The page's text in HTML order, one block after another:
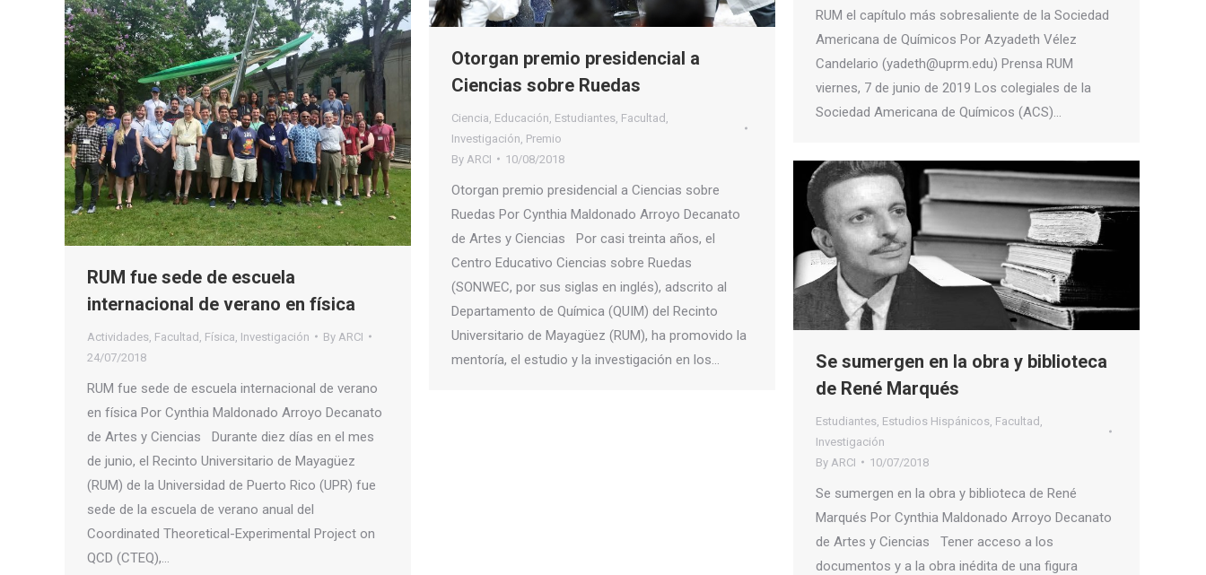
RUM el capítulo más sobresaliente de la Sociedad
Americana de Químicos Por Azyadeth Vélez
Candelario (yadeth@uprm.edu) Prensa RUM
viernes, 7 de junio de 2019 Los colegiales de la
Sociedad Americana de Químicos (ACS)…
Otorgan premio presidencial a
Ciencias sobre Ruedas
Ciencia Educación Estudiantes Facultad
Investigación Premio
By ARCI 10/08/2018
Otorgan premio presidencial a Ciencias sobre
Ruedas Por Cynthia Maldonado Arroyo Decanato
de Artes y Ciencias Por casi treinta años, el
Centro Educativo Ciencias sobre Ruedas
(SONWEC, por sus siglas en inglés), adscrito al
Departamento de Química (QUIM) del Recinto
Universitario de Mayagüez (RUM), ha promovido la
mentoría, el estudio y la investigación en los…
RUM fue sede de escuela
internacional de verano en física
Actividades Facultad Física Investigación By ARCI
24/07/2018
RUM fue sede de escuela internacional de verano
en física Por Cynthia Maldonado Arroyo Decanato
de Artes y Ciencias Durante diez días en el mes
de junio, el Recinto Universitario de Mayagüez
(RUM) de la Universidad de Puerto Rico (UPR) fue
sede de la escuela de verano anual del
Coordinated Theoretical-Experimental Project on
QCD (CTEQ),…
Se sumergen en la obra y biblioteca
de René Marqués
Estudiantes Estudios Hispánicos Facultad
Investigación
By ARCI 10/07/2018
Se sumergen en la obra y biblioteca de René
Marqués Por Cynthia Maldonado Arroyo Decanato
de Artes y Ciencias Tener acceso a los
documentos y a la obra inédita de una figura